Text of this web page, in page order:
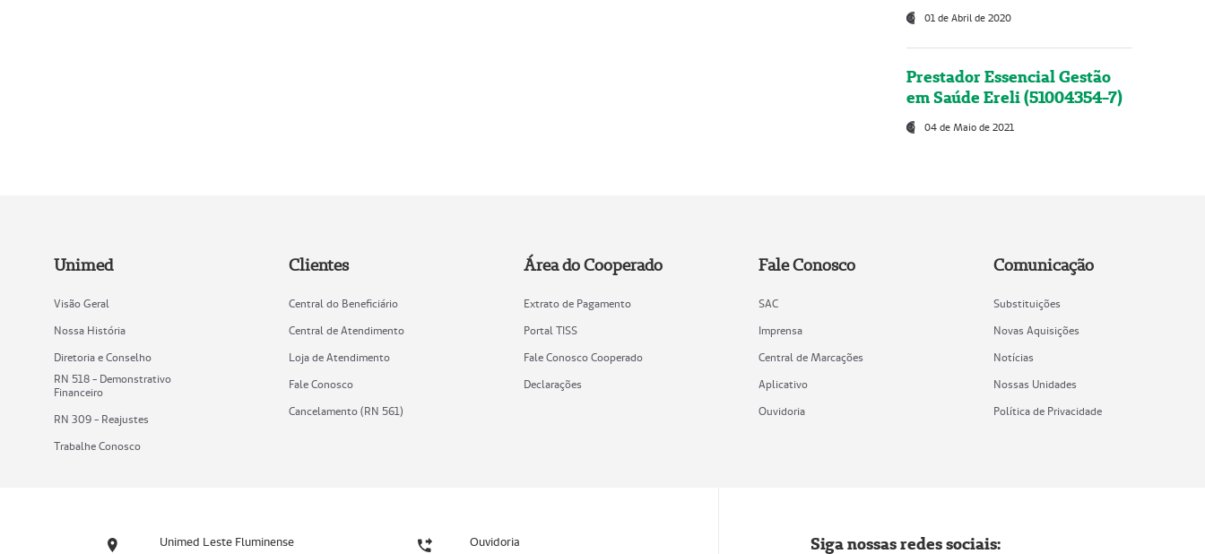
01 de Abril de 2020
Prestador Essencial Gestão
em Saúde Ereli (51004354-7)
04 de Maio de 2021
Unimed
Visão Geral
Nossa História
Diretoria e Conselho
RN 518 - Demonstrativo
Financeiro
RN 309 - Reajustes
Trabalhe Conosco
Clientes
Central do Beneficiário
Central de Atendimento
Loja de Atendimento
Fale Conosco
Cancelamento (RN 561)
Área do Cooperado
Extrato de Pagamento
Portal TISS
Fale Conosco Cooperado
Declarações
Fale Conosco
SAC
Imprensa
Central de Marcações
Aplicativo
Ouvidoria
Comunicação
Substituições
Novas Aquisições
Notícias
Nossas Unidades
Política de Privacidade
Unimed Leste Fluminense Ouvidoria Siga nossas redes sociais: